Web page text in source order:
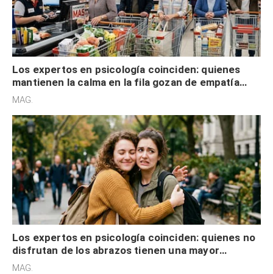
Los expertos en psicología coinciden: quienes
mantienen la calma en la fila gozan de empatía
cognitiva, gratitud y no solo tienen autocontrol
MAG.
Los expertos en psicología coinciden: quienes no
disfrutan de los abrazos tienen una mayor
sensibilidad a los estímulos físicos y no es por
MAG.